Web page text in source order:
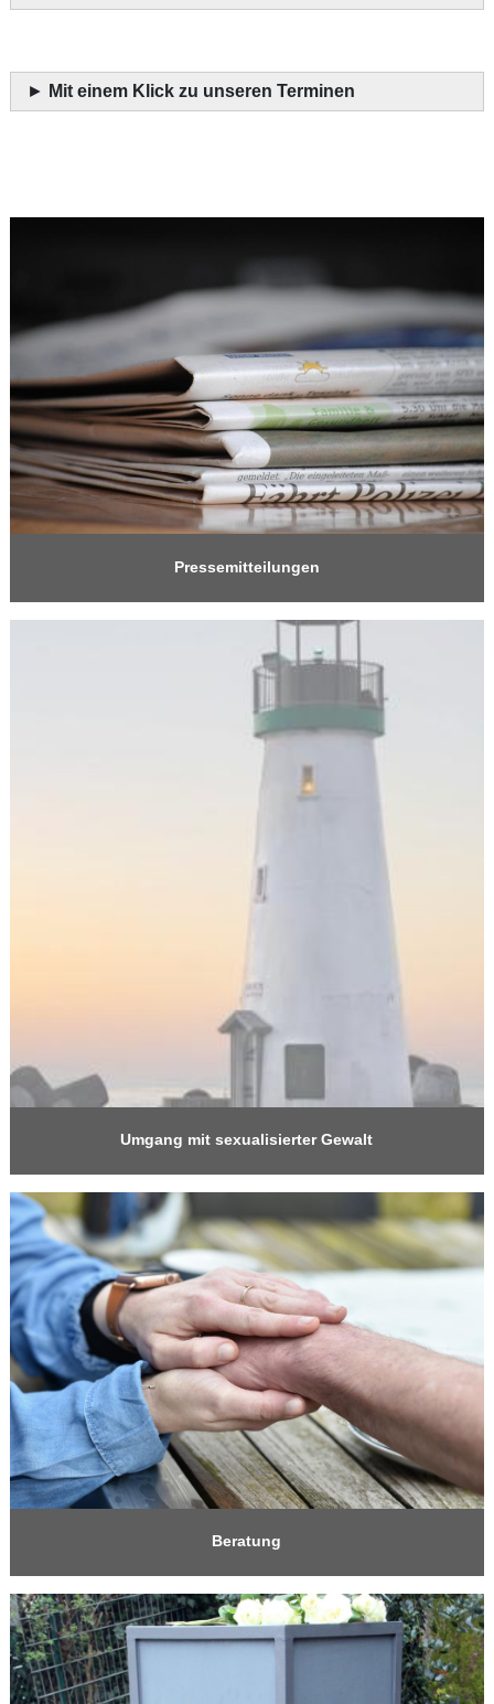
► Mit einem Klick zu unseren Terminen
Pressemitteilungen
Umgang mit sexualisierter Gewalt
Beratung